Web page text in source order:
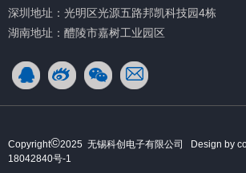
深圳地址：光明区光源五路邦凯科技园4栋
湖南地址：醴陵市嘉树工业园区
Copyright©2025 无锡科创电子有限公司 Design by
18042840号-1